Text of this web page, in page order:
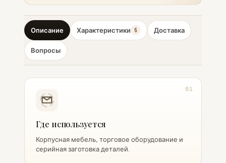
Описание Характеристики 5 Доставка
Вопросы
01
Где используется
Корпусная мебель, торговое оборудование и
серийная заготовка деталей.